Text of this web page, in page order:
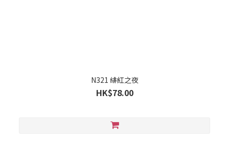
N321 緋紅之夜
HK$78.00